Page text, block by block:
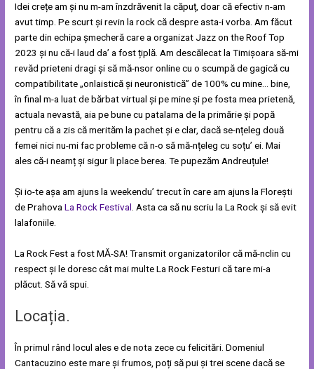
Idei crețe am și nu m-am înzdrăvenit la căpuț, doar că efectiv n-am
avut timp. Pe scurt și revin la rock că despre asta-i vorba. Am făcut
parte din echipa șmecheră care a organizat Jazz on the Roof Top
2023 și nu că-i laud da’ a fost țiplă. Am descălecat la Timișoara să-mi
revăd prieteni dragi și să mă-nsor online cu o scumpă de gagică cu
compatibilitate „onlaistică și neuronistică” de 100% cu mine… bine,
în final m-a luat de bărbat virtual și pe mine și pe fosta mea prietenă,
actuala nevastă, aia pe bune cu patalama de la primărie și popă
pentru că a zis că merităm la pachet și e clar, dacă se-nțeleg două
femei nici nu-mi fac probleme că n-o să mă-nțeleg cu soțu’ ei. Mai
ales că-i neamț și sigur îi place berea. Te pupezăm Andreuțule!
Și io-te așa am ajuns la weekendu’ trecut în care am ajuns la Florești
de PrahovaLa Rock Festival . Asta ca să nu scriu la La Rock și să evit
lalafoniile.
La Rock Fest a fost MĂ-SA! Transmit organizatorilor că mă-nclin cu
respect și le doresc cât mai multe La Rock Festuri că tare mi-a
plăcut. Să vă spui.
Locația.
În primul rând locul ales e de nota zece cu felicitări. Domeniul
Cantacuzino este mare și frumos, poți să pui și trei scene dacă se